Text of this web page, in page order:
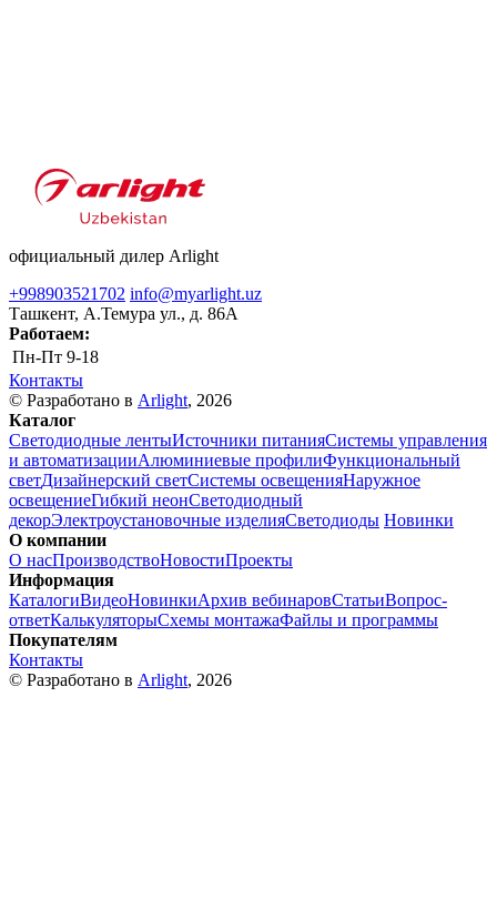
официальный дилер Arlight
+998903521702 info@myarlight.uz
Ташкент, А.Темура ул., д. 86А
Работаем:
Пн-Пт 9-18
Контакты
© Разработано в Arlight, 2026
Каталог
Светодиодные лентыИсточники питанияСистемы управления
и автоматизацииАлюминиевые профилиФункциональный
светДизайнерский светСистемы освещенияНаружное
освещениеГибкий неонСветодиодный
декорЭлектроустановочные изделияСветодиоды Новинки
О компании
О насПроизводствоНовостиПроекты
Информация
КаталогиВидеоНовинкиАрхив вебинаровСтатьиВопрос-
ответКалькуляторыСхемы монтажаФайлы и программы
Покупателям
Контакты
© Разработано в Arlight, 2026